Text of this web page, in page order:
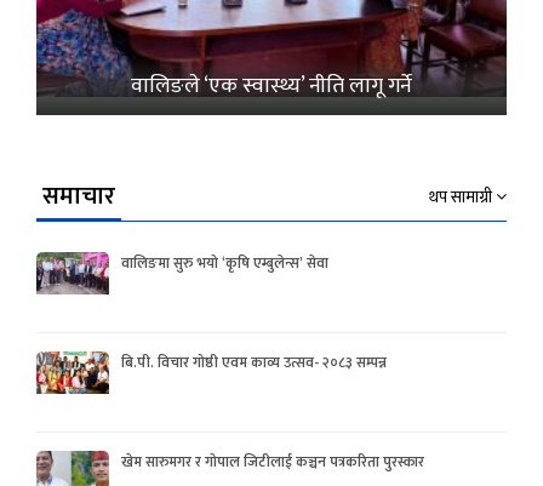
वालिङले ‘एक स्वास्थ्य’ नीति लागू गर्ने
समाचार थप सामाग्री
वालिङमा सुरु भयो ‘कृषि एम्बुलेन्स’ सेवा
बि.पी. विचार गोष्ठी एवम काव्य उत्सव- २०८३ सम्पन्न
खेम सारुमगर र गोपाल जिटीलाई कञ्चन पत्रकरिता पुरस्कार